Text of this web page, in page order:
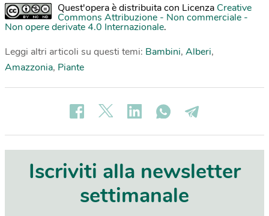
Quest'opera è distribuita con Licenza Creative
Commons Attribuzione - Non commerciale -
Non opere derivate 4.0 Internazionale.
Leggi altri articoli su questi temi: Bambini, Alberi,
Amazzonia, Piante
Iscriviti alla newsletter
settimanale